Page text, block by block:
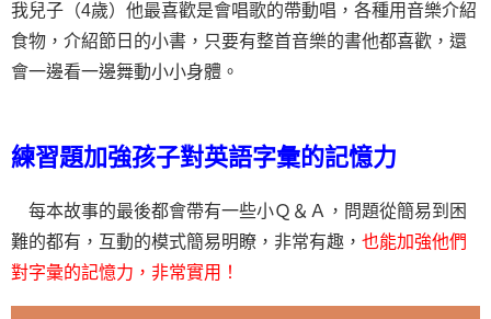
我兒子（4歲）他最喜歡是會唱歌的帶動唱，各種用音樂介紹
食物，介紹節日的小書，只要有整首音樂的書他都喜歡，還
會一邊看一邊舞動小小身體。
練習題加強孩子對英語字彙的記憶力
每本故事的最後都會帶有一些小Ｑ＆Ａ，問題從簡易到困
難的都有，互動的模式簡易明瞭，非常有趣， 也能加強他們
對字彙的記憶力，非常實用！